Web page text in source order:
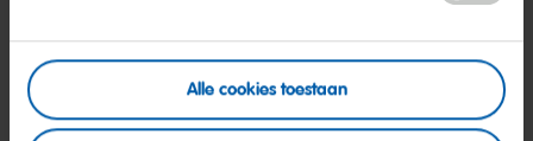
Alle cookies toestaan
Onze productie: een kleurrijke
wereld